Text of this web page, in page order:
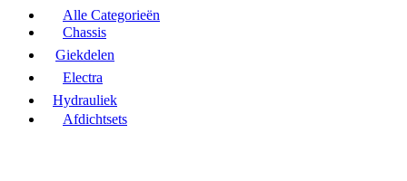
Alle Categorieën
Chassis
Giekdelen
Electra
Hydrauliek
Afdichtsets